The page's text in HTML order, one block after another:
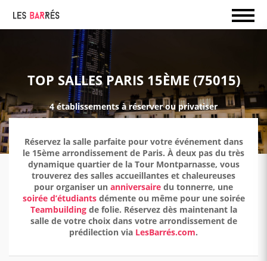
TOP SALLES PARIS 15ÈME (75015)
4 établissements à réserver ou privatiser
Réservez la salle parfaite pour votre événement dans
le 15ème arrondissement de Paris. À deux pas du très
dynamique quartier de la Tour Montparnasse, vous
trouverez des salles accueillantes et chaleureuses
pour organiser un anniversaire du tonnerre, une
soirée d’étudiantsdémente ou même pour une soirée
Teambuildingde folie. Réservez dès maintenant la
salle de votre choix dans votre arrondissement de
prédilection via LesBarrés.com.